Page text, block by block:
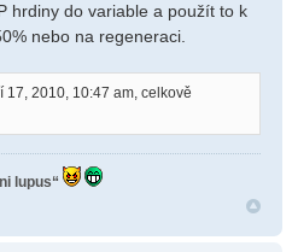
hrdiny do variable a použít to k
nebo na regeneraci.
17, 2010, 10:47 am, celkově
lupus“